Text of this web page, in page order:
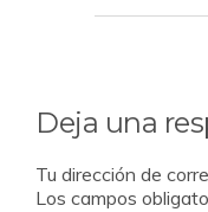
Deja una
Tu dirección de
Los campos